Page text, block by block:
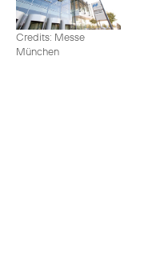
Credits: Messe
München